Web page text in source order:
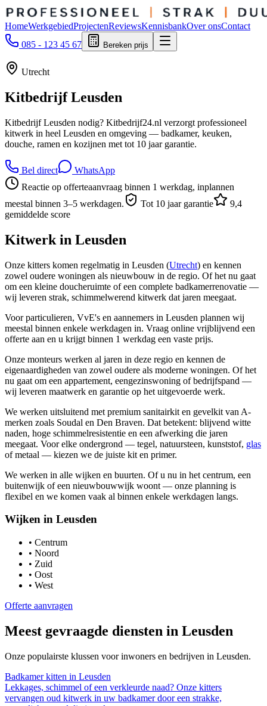
HomeWerkgebiedProjectenReviewsKennisbankOver onsContact
085 - 123 45 67
Bereken prijs
Utrecht
KitbedrijfLeusden
Kitbedrijf Leusden nodig? Kitbedrijf24.nl verzorgt professioneel
kitwerk in heel Leusden en omgeving — badkamer, keuken,
douche, ramen en kozijnen met tot 10 jaar garantie.
Bel direct
WhatsApp
Reactie op offerteaanvraag binnen 1 werkdag, inplannen
meestal binnen 3–5 werkdagen.
Tot 10 jaar garantie
9,4
gemiddelde score
Kitwerk in Leusden
Onze kitters komen regelmatig in Leusden (Utrecht) en kennen
zowel oudere woningen als nieuwbouw in de regio. Of het nu gaat
om een kleine doucheruimte of een complete badkamerrenovatie —
wij leveren strak, schimmelwerend kitwerk dat jaren meegaat.
Voor particulieren, VvE's en aannemers in Leusden plannen wij
meestal binnen enkele werkdagen in. Vraag online vrijblijvend een
offerte aan en u krijgt binnen 1 werkdag een vaste prijs.
Onze monteurs werken al jaren in deze regio en kennen de
eigenaardigheden van zowel oudere als moderne woningen. Of het
nu gaat om een appartement, eengezinswoning of bedrijfspand —
wij leveren maatwerk en garantie op het uitgevoerde werk.
We werken uitsluitend met premium sanitairkit en gevelkit van A-
merken zoals Soudal en Den Braven. Dat betekent: blijvend witte
naden, hoge schimmelresistentie en een afwerking die jaren
meegaat. Voor elke ondergrond — tegel, natuursteen, kunststof, glas
of metaal — kiezen we de juiste kit en primer.
We werken in alle wijken en buurten. Of u nu in het centrum, een
buitenwijk of een nieuwbouwwijk woont — onze planning is
flexibel en we komen vaak al binnen enkele werkdagen langs.
Wijken in Leusden
• Centrum
• Noord
• Zuid
• Oost
• West
Offerte aanvragen
Meest gevraagde diensten in Leusden
Onze populairste klussen voor inwoners en bedrijven in Leusden.
Badkamer kitten in Leusden
Lekkages, schimmel of een verkleurde naad? Onze kitters
vervangen oud kitwerk in uw badkamer door een strakke,